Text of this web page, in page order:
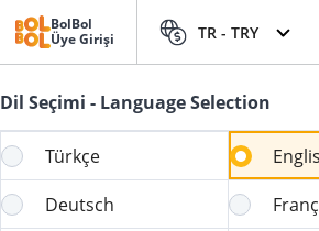
BolBol
Üye Girişi
TR - TRY
Dil Seçimi - Language Selection
Türkçe
Deutsch